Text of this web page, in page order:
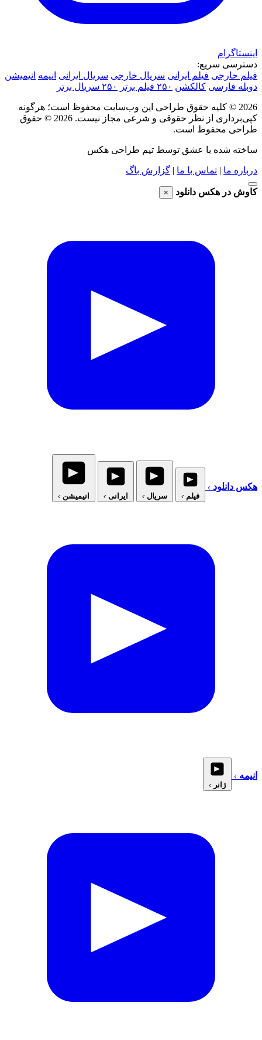
اینستاگرام
دسترسی سریع:
فیلم خارجی فیلم ایرانی سریال خارجی سریال ایرانی انیمه انیمیشن
دوبله فارسی کالکشن ۲۵۰ فیلم برتر ۲۵۰ سریال برتر
2026 © کلیه حقوق طراحی این وب‌سایت محفوظ است؛ هرگونه
کپی‌برداری از نظر حقوقی و شرعی مجاز نیست.
2026 © حقوق
طراحی محفوظ است.
ساخته شده با عشق توسط تیم طراحی هکس
درباره ما | تماس با ما | گزارش باگ
کاوش در هکس دانلود ×
هکس دانلود ›
فیلم › سریال › ایرانی › انیمیشن ›
انیمه ›
ژانر ›